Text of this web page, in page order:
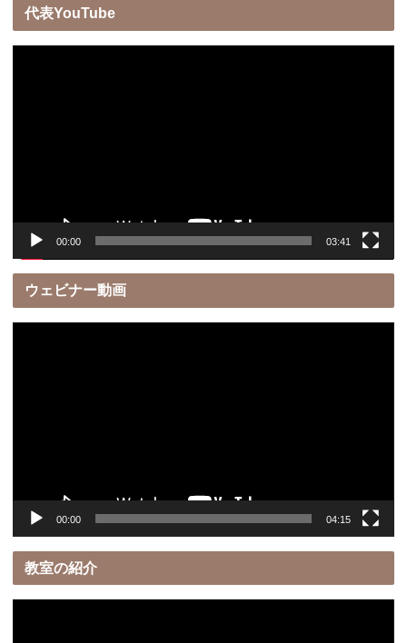
代表YouTube
00:00 03:41
ウェビナー動画
00:00 04:15
教室の紹介